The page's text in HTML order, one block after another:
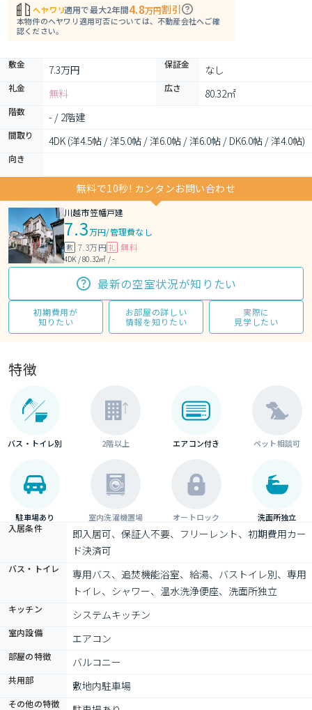
適用で最大2年間4.8万円割引
本物件のヘヤワリ適用可否については、不動産会社へご確
認ください。
敷金 7.3万円 保証金 なし
礼金 無料 広さ 80.32㎡
階数 - / 2階建
間取り 4DK (洋4.5帖 / 洋5.0帖 / 洋6.0帖 / 洋6.0帖 / DK6.0帖 / 洋4.0帖)
向き
無料で10秒! カンタンお問い合わせ
川越市笠幡戸建
7.3万円/管理費なし
敷 7.3万円 礼 無料
4DK / 80.32㎡ / -
最新の空室状況が知りたい
初期費用が
知りたい
お部屋の詳しい
情報を知りたい
実際に
見学したい
特徴
バス・トイレ別 2階以上 エアコン付き ペット相談可
駐車場あり 室内洗濯機置場 オートロック 洗面所独立
入居条件
即入居可、保証人不要、フリーレント、初期費用カー
ド決済可
バス・トイレ
専用バス、追焚機能浴室、給湯、バストイレ別、専用
トイレ、シャワー、温水洗浄便座、洗面所独立
キッチン システムキッチン
室内設備 エアコン
部屋の特徴 バルコニー
共用部 敷地内駐車場
その他の特徴